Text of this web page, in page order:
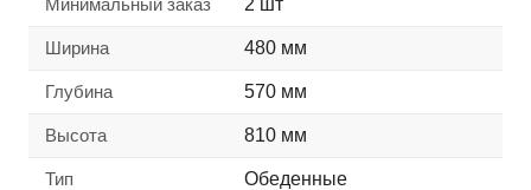
Ширина 480 мм
Глубина 570 мм
Высота 810 мм
Тип Обеденные